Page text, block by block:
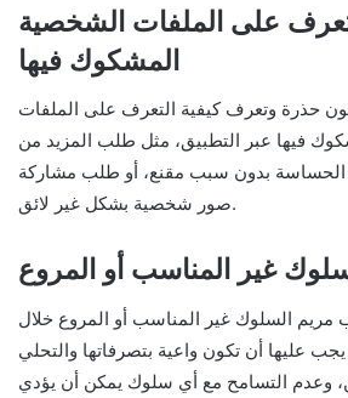
على الملفات الشخصية
المشكوك فيها
حذرة وتعرف كيفية التعرف على الملفات
فيها عبر التطبيق، مثل طلب المزيد من
الحساسة بدون سبب مقنع، أو طلب مشاركة
صور شخصية بشكل غير لائق.
غير المناسب أو المروع
السلوك غير المناسب أو المروع خلال
عليها أن تكون واعية بتصرفاتها والتحلي
وعدم التسامح مع أي سلوك يمكن أن يؤدي